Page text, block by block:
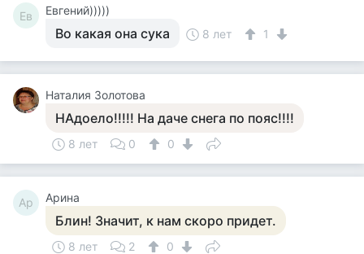
Ев Евгений)))))
Во какая она сука 8 лет 1
Наталия Золотова
НАдоело!!!!! На даче снега по пояс!!!!
8 лет 0 0
Ар Арина
Блин! Значит, к нам скоро придет.
8 лет 2 0